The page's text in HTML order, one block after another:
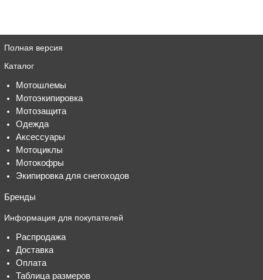
Полная версия
Каталог
Мотошлемы
Мотоэкипировка
Мотозащита
Одежда
Аксессуары
Мотоциклы
Мотокофры
Экипировка для снегоходов
Бренды
Информация для покупателей
Распродажа
Доставка
Оплата
Таблица размеров